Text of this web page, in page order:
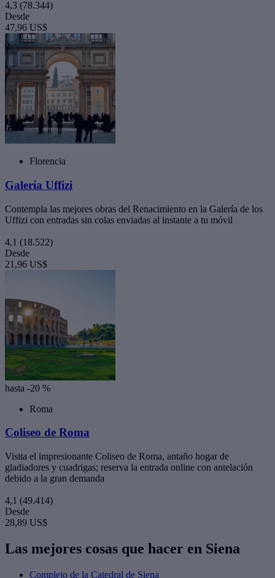
4,3 (78.344)
Desde
47,96 US$
Florencia
Galería Uffizi
Contempla las mejores obras del Renacimiento en la Galería de los
Uffizi con entradas sin colas enviadas al instante a tu móvil
4,1 (18.522)
Desde
21,96 US$
hasta -20 %
Roma
Coliseo de Roma
Visita el impresionante Coliseo de Roma, antaño hogar de
gladiadores y cuadrigas; reserva la entrada online con antelación
debido a la gran demanda
4,1 (49.414)
Desde
28,89 US$
Las mejores cosas que hacer en Siena
Complejo de la Catedral de Siena